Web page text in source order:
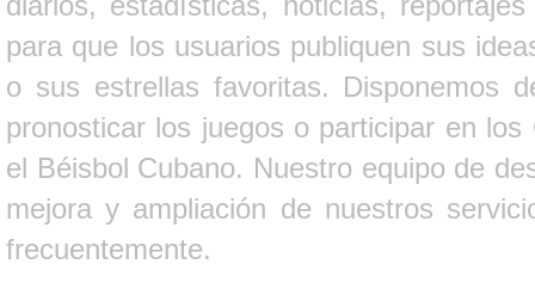
para que los usuarios publiquen sus
o sus estrellas favoritas. Disponemos
pronosticar los juegos o participar en
el Béisbol Cubano. Nuestro equipo de
mejora y ampliación de nuestros
frecuentemente.